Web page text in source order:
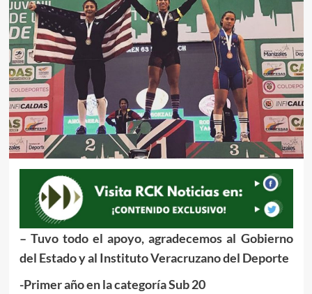
– Tuvo todo el apoyo, agradecemos al Gobierno
del Estado y al Instituto Veracruzano del Deporte
-Primer año en la categoría Sub 20